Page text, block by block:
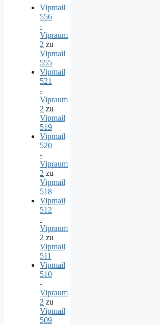
Vipmail
556
-
Vipraum
2 zu
Vipmail
555
Vipmail
521
-
Vipraum
2 zu
Vipmail
519
Vipmail
520
-
Vipraum
2 zu
Vipmail
518
Vipmail
512
-
Vipraum
2 zu
Vipmail
511
Vipmail
510
-
Vipraum
2 zu
Vipmail
509